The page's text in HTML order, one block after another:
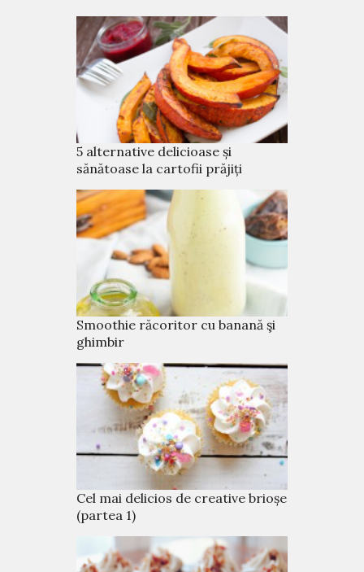
5 alternative delicioase și
sănătoase la cartofii prăjiți
Smoothie răcoritor cu banană şi
ghimbir
Cel mai delicios de creative brioșe
(partea 1)